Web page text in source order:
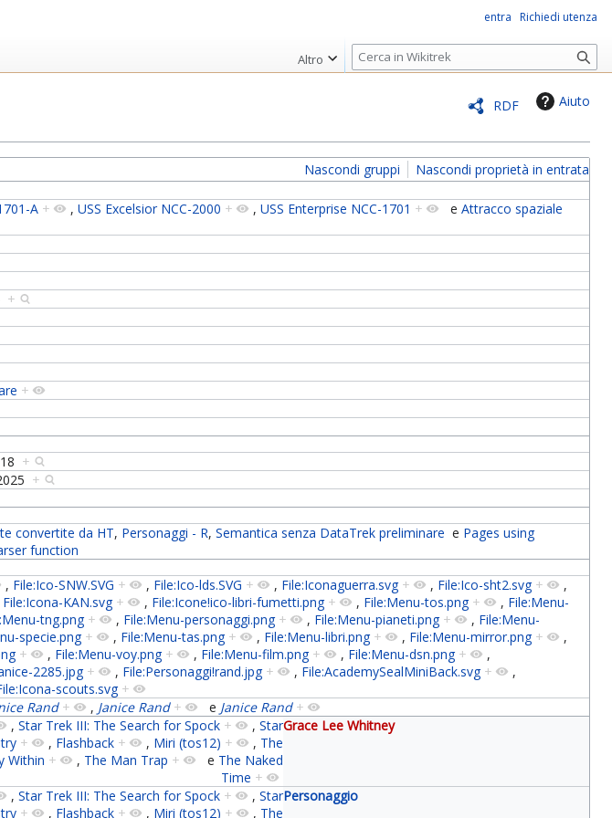
RDF Aiuto
Nascondi gruppi
Nascondi proprietà in entrata
A + ,USS Excelsior NCC-2000 + ,USS Enterprise NCC-1701 + eAttracco spaziale
+
+
+
+
convertite da HT, Personaggi - R,Semantica senza DataTrek preliminare e Pages using
function
, File:Ico-SNW.SVG + , File:Ico-lds.SVG + , File:Iconaguerra.svg + , File:Ico-sht2.svg +
,
File:Icona-KAN.svg + , File:Icone!ico-libri-fumetti.png + , File:Menu-tos.png + , File:Menu-
tng.png + , File:Menu-personaggi.png + , File:Menu-pianeti.png + , File:Menu-
specie.png + , File:Menu-tas.png + , File:Menu-libri.png + , File:Menu-mirror.png +
,
+ , File:Menu-voy.png + , File:Menu-film.png + , File:Menu-dsn.png +
,
2285.jpg + , File:Personaggi!rand.jpg + , File:AcademySealMiniBack.svg +
,
scouts.svg +
Rand + , Janice Rand + e Janice Rand +
Grace Lee Whitney
, Star Trek III: The Search for Spock + , Star
+ , Flashback + , Miri (tos12) + , The
Within + , The Man Trap + e The Naked
Time +
Personaggio
, Star Trek III: The Search for Spock + , Star
+ , Flashback + , Miri (tos12) + , The
entra Richiedi utenza
Altro
R
i
r
c
a